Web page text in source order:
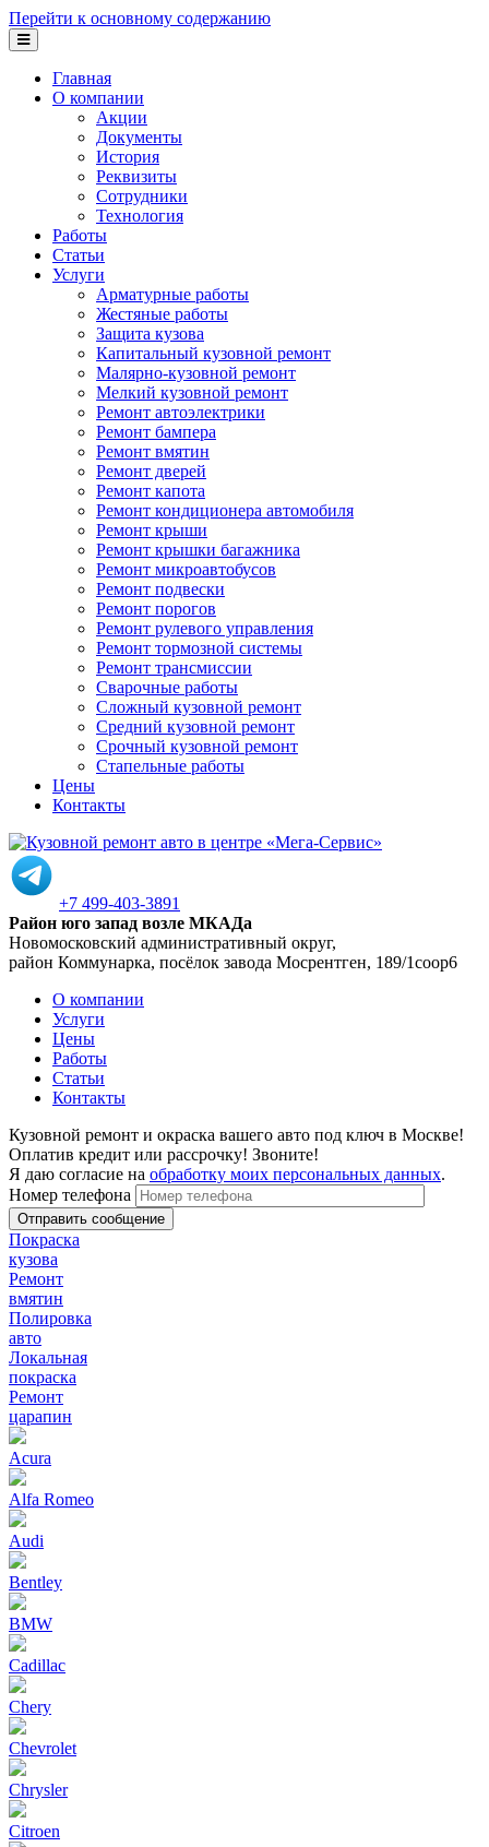
Перейти к основному содержанию
Главная
О компании
Акции
Документы
История
Реквизиты
Сотрудники
Технология
Работы
Статьи
Услуги
Арматурные работы
Жестяные работы
Защита кузова
Капитальный кузовной ремонт
Малярно-кузовной ремонт
Мелкий кузовной ремонт
Ремонт автоэлектрики
Ремонт бампера
Ремонт вмятин
Ремонт дверей
Ремонт капота
Ремонт кондиционера автомобиля
Ремонт крыши
Ремонт крышки багажника
Ремонт микроавтобусов
Ремонт подвески
Ремонт порогов
Ремонт рулевого управления
Ремонт тормозной системы
Ремонт трансмиссии
Сварочные работы
Сложный кузовной ремонт
Средний кузовной ремонт
Срочный кузовной ремонт
Стапельные работы
Цены
Контакты
+7 499-403-3891
Район юго запад возле МКАДа
Новомосковский административный округ,
район Коммунарка, посёлок завода Мосрентген, 189/1соор6
О компании
Услуги
Цены
Работы
Статьи
Контакты
Кузовной ремонт и окраска вашего авто под ключ в Москве!
Оплатив кредит или рассрочку! Звоните!
Я даю согласие на обработку моих персональных данных.
Номер телефона
Покраска
кузова
Ремонт
вмятин
Полировка
авто
Локальная
покраска
Ремонт
царапин
Acura
Alfa Romeo
Audi
Bentley
BMW
Cadillac
Chery
Chevrolet
Chrysler
Citroen